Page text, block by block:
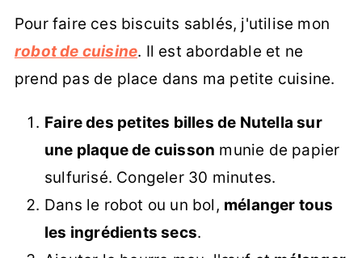
Pour faire ces biscuits sablés, j'utilise mon
robot de cuisine. Il est abordable et ne
prend pas de place dans ma petite cuisine.
Faire des petites billes de Nutella sur
une plaque de cuisson munie de papier
sulfurisé. Congeler 30 minutes.
Dans le robot ou un bol, mélanger tous
les ingrédients secs.